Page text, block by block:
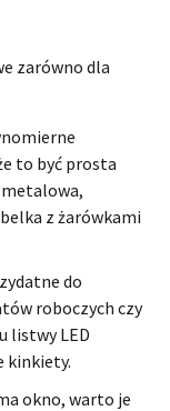
zarówno dla
to być prosta
z żarówkami
do
roboczych czy
listwy LED
kinkiety.
okno, warto je